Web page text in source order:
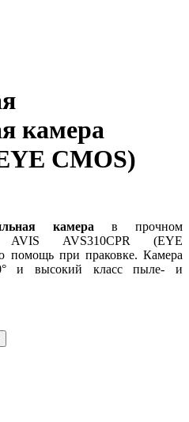
камера
CMOS)
камера в прочном
AVIS AVS310CPR (EYE
помощь при праковке. Камера
и высокий класс пыле- и